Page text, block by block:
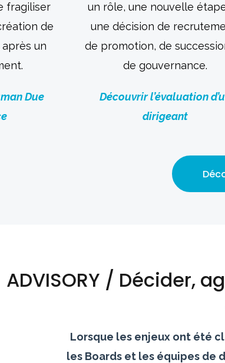
fragiliser
de
un
Due
un rôle, une nouvelle
une décision de
de promotion, de
de gouvernance.
Découvrir l’évaluation
dirigeant
ADVISORY / Décider,
Lorsque les enjeux ont été
les Boards et les équipes de